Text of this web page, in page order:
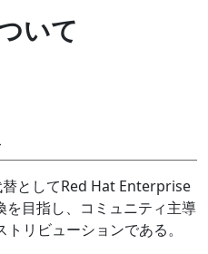
いて
としてRed Hat Enterprise
を目指し、コミュニティ主導
リビューションである。